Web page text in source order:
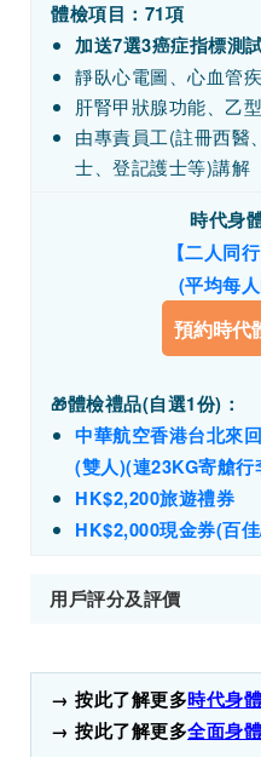
體檢項目：71項
加送7選3癌症指標測
靜臥心電圖、心血管
肝腎甲狀腺功能、乙
由專責員工(註冊西醫
士、登記護士等)講解
時代身
【二人同
(平均每
預約時代
🎁體檢禮品(自選1份) ：
中華航空香港台北來
(雙人)(連23KG寄艙行
HK$2,200旅遊禮券
HK$2,000現金券(百
用戶評分及評價
→ 按此了解更多時代身
→ 按此了解更多全面身